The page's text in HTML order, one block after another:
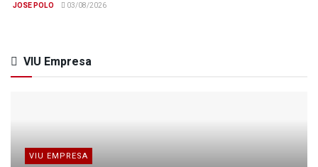
JOSE POLO 03/08/2026
VIU Empresa
VIU EMPRESA